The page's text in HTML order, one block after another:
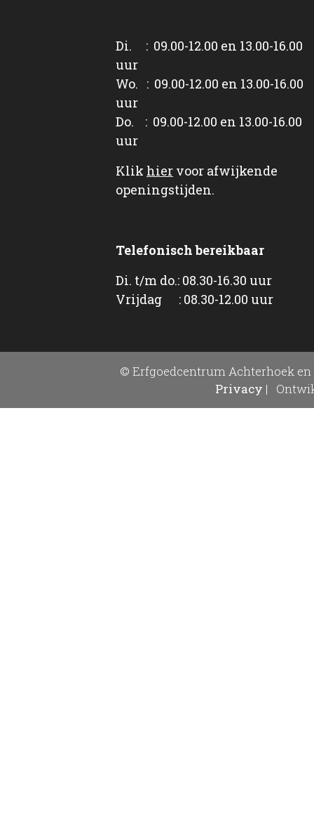
Di. : 09.00-12.00 en 13.00-16.00
uur
Wo. : 09.00-12.00 en 13.00-16.00
uur
Do. : 09.00-12.00 en 13.00-16.00
uur
Klik hier voor afwijkende
openingstijden.
Telefonisch bereikbaar
Di. t/m do.: 08.30-16.30 uur
Vrijdag : 08.30-12.00 uur
© Erfgoedcentrum Achterhoek en
Privacy |